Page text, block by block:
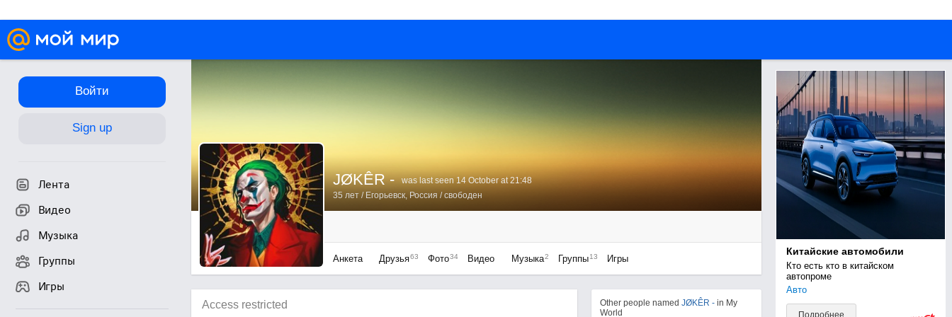
Войти
Sign up
Лента
Видео
Музыка
Группы
Игры
JØKÊR -
was last seen 14 October at 21:48
35 лет/ Егорьевск, Россия / свободен
Анкета Друзья63 Фото34 Видео Музыка2 Группы 13 Игры
Access restricted
Китайские автомобили
Кто есть кто в китайском
автопроме
Авто
Подробнее
Other people named JØKÊR -in My
World